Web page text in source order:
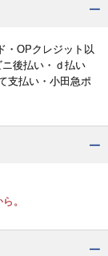
・OPクレジット以
後払い・ｄ払い
支払い・小田急ポ
。